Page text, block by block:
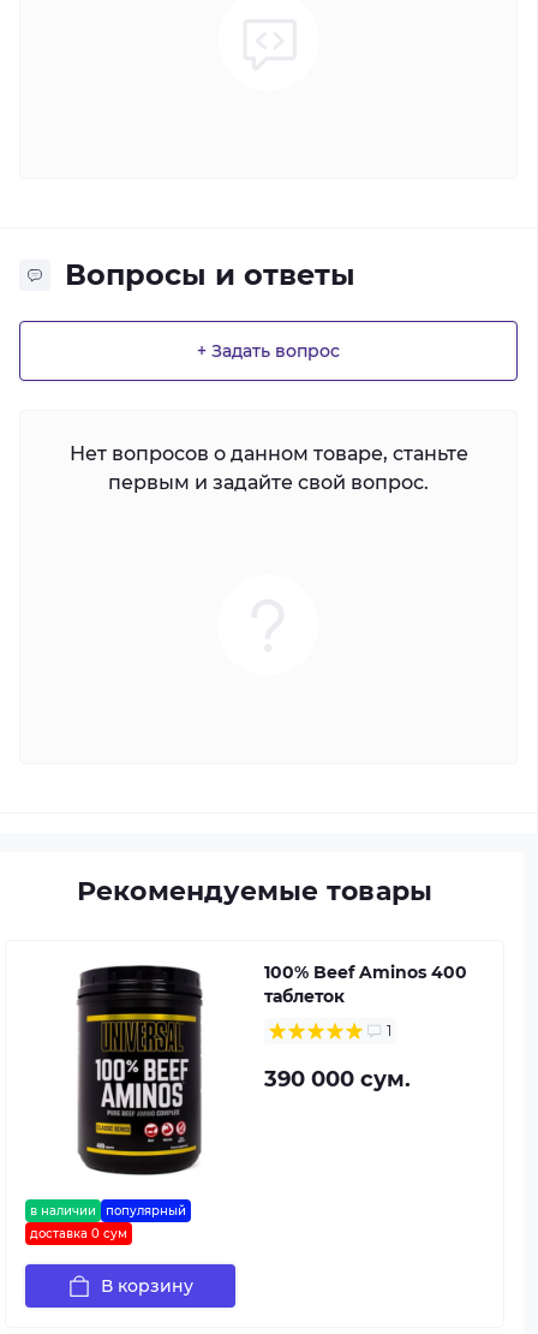
Вопросы и ответы
+ Задать вопрос
Нет вопросов о данном товаре, станьте
первым и задайте свой вопрос.
Рекомендуемые товары
в наличии
популярный
доставка 0 сум
100% Beef Aminos 400
таблеток
1
390 000 сум.
В корзину